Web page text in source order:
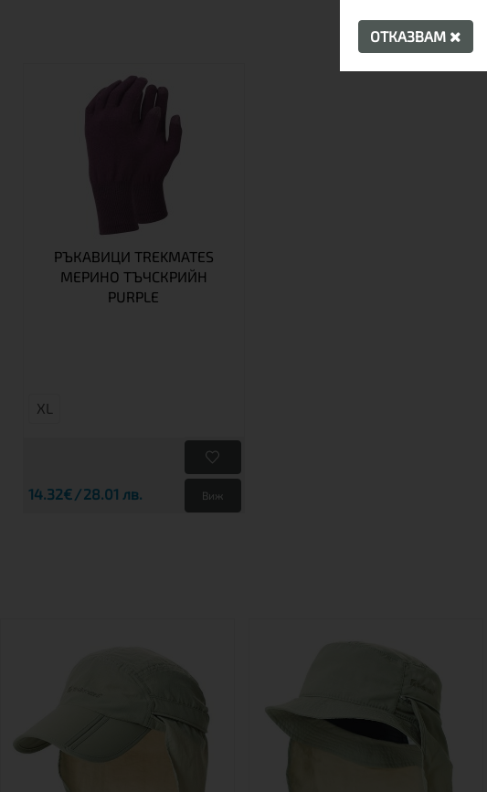
РЪКАВИЦИ TREKMATES
МЕРИНО ТЪЧСКРИЙН
PURPLE
XL
14.32€ 28.01 лв. Виж
ОТКАЗВАМ